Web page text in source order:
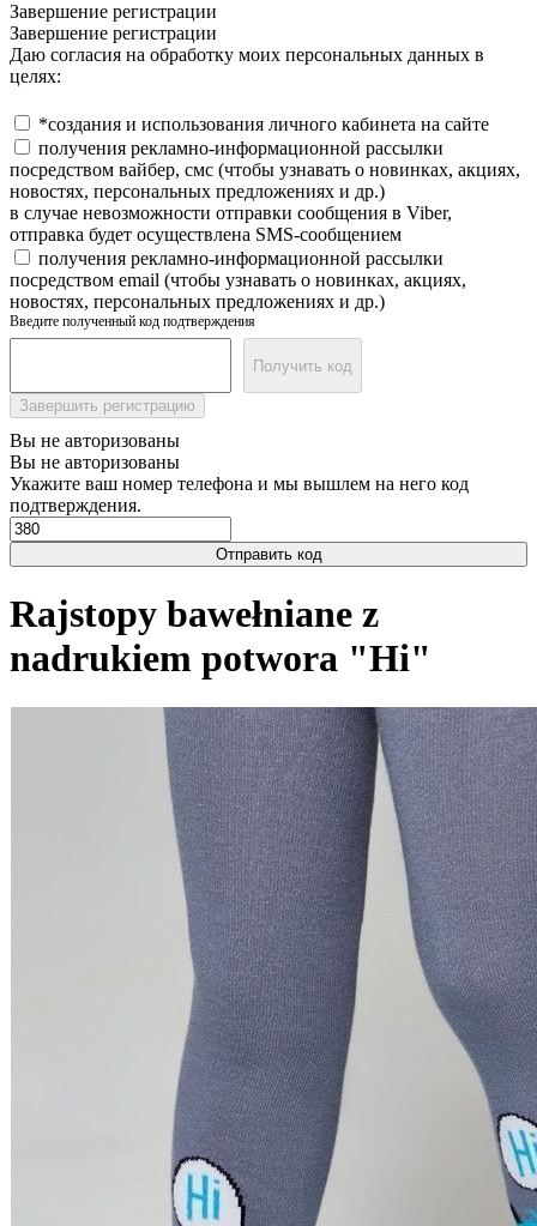
Завершение регистрации
Завершение регистрации
Даю согласия на обработку моих персональных данных в
целях:
*создания и использования личного кабинета на сайте
получения рекламно-информационной рассылки
посредством вайбер, смс (чтобы узнавать о новинках, акциях,
новостях, персональных предложениях и др.)
в случае невозможности отправки сообщения в Viber,
отправка будет осуществлена SMS-сообщением
получения рекламно-информационной рассылки
посредством email (чтобы узнавать о новинках, акциях,
новостях, персональных предложениях и др.)
Введите полученный код подтверждения
Получить код
Завершить регистрацию
Вы не авторизованы
Вы не авторизованы
Укажите ваш номер телефона и мы вышлем на него код
подтверждения.
Отправить код
Rajstopy bawełniane z
nadrukiem potwora "Hi"